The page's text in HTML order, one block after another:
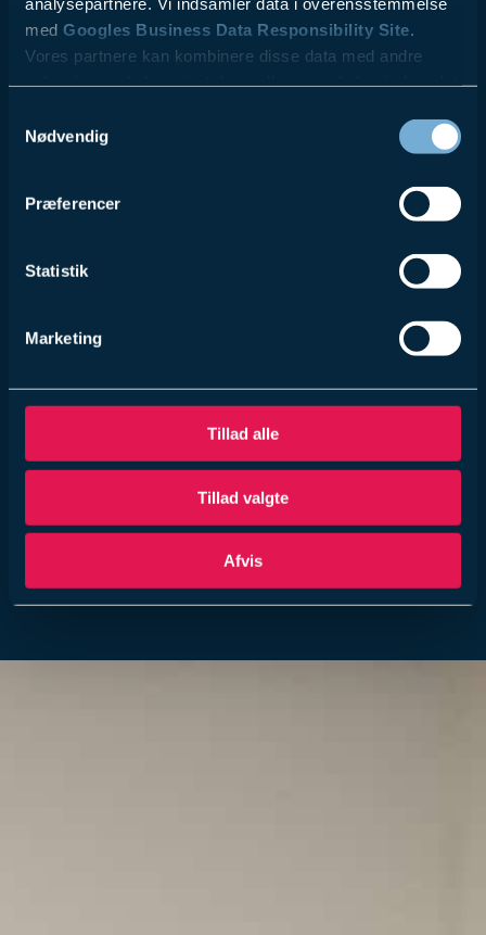
med Googles Business Data Responsibility Site
Vores partnere kan kombinere disse data med andre
Nødvendig
Præferencer
Statistik
Marketing
Tillad alle
Tillad valgte
Afvis